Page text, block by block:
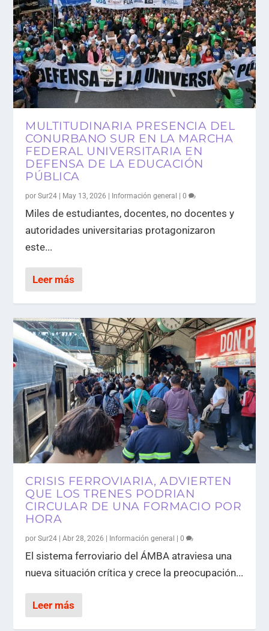
MULTITUDINARIA PRESENCIA DEL
CONURBANO SUR EN LA MARCHA
FEDERAL UNIVERSITARIA EN
DEFENSA DE LA EDUCACIÓN
PÚBLICA
porSur24 | May 13, 2026 | Información general |0
Miles de estudiantes, docentes, no docentes y
autoridades universitarias protagonizaron
este...
Leer más
CRISIS FERROVIARIA, ADVIERTEN
QUE LOS TRENES PODRIAN
CIRCULAR DE UNA FORMACIO POR
HORA
porSur24 |Abr 28, 2026 | Información general |0
El sistema ferroviario del ÁMBA atraviesa una
nueva situación crítica y crece la preocupación...
Leer más